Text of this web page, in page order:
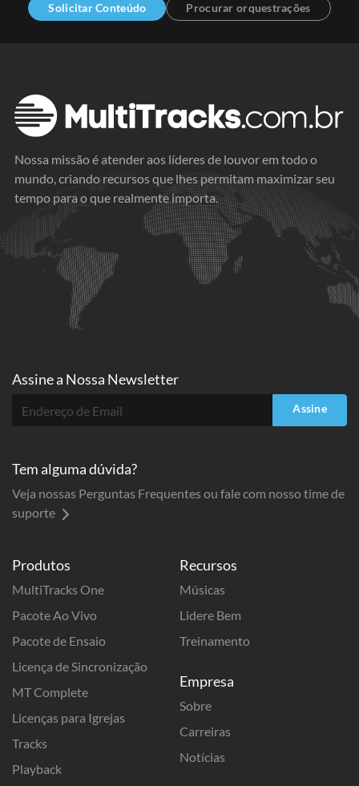
Solicitar Conteúdo Procurar orquestrações
Nossa missão é atender aos líderes de louvor em todo o
mundo, criando recursos que lhes permitam maximizar seu
tempo para o que realmente importa.
Produtos
MultiTracks One
Pacote Ao Vivo
Pacote de Ensaio
Licença de Sincronização
MT Complete
Licenças para Igrejas
Tracks
Playback
Recursos
Músicas
Lidere Bem
Treinamento
Empresa
Sobre
Carreiras
Notícias
Assine a Nossa Newsletter
Assine
Tem alguma dúvida?
Veja nossas Perguntas Frequentes ou fale com nosso time de
suporte